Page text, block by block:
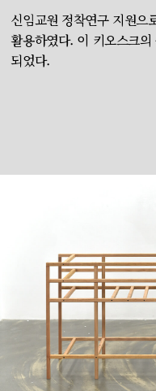
신임교원 정착연구 지원으
활용하였다. 이 키오스크
되었다.